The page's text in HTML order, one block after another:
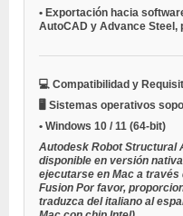
• Exportación hacia
AutoCAD y Advance Steel,
💻 Compatibilidad y
🖥️ Sistemas operativos
• Windows 10 / 11 (64-bit)
Autodesk Robot Structural
disponible en versión
ejecutarse en Mac a través
Fusion Por favor,
traduzca del italiano al